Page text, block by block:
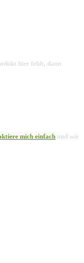
hier fehlt, dann
mich einfach und wir